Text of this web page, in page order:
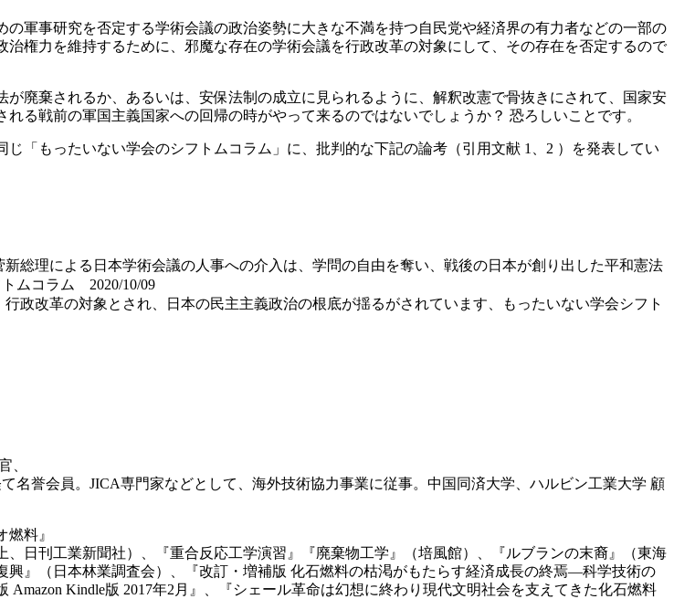
軍事研究を否定する学術会議の政治姿勢に大きな不満を持つ自民党や経済界の有力者などの一部の
権力を維持するために、邪魔な存在の学術会議を行政改革の対象にして、その存在を否定するので
廃棄されるか、あるいは、安保法制の成立に見られるように、解釈改憲で骨抜きにされて、国家安
る戦前の軍国主義国家への回帰の時がやって来るのではないでしょうか？ 恐ろしいことです。
「もったいない学会のシフトムコラム」に、批判的な下記の論考（引用文献 1、2 ）を発表してい
総理による日本学術会議の人事への介入は、学問の自由を奪い、戦後の日本が創り出した平和憲法
ムコラム 2020/10/09
政改革の対象とされ、日本の民主主義政治の根底が揺るがされています、もったいない学会シフト
、
名誉会員。JICA専門家などとして、海外技術協力事業に従事。中国同済大学、ハルビン工業大学 顧
料』
日刊工業新聞社）、『重合反応工学演習』『廃棄物工学』（培風館）、『ルブランの末裔』（東海
』（日本林業調査会）、『改訂・増補版 化石燃料の枯渇がもたらす経済成長の終焉—科学技術の
Kindle版 2017年2月』、『シェール革命は幻想に終わり現代文明社会を支えてきた化石燃料